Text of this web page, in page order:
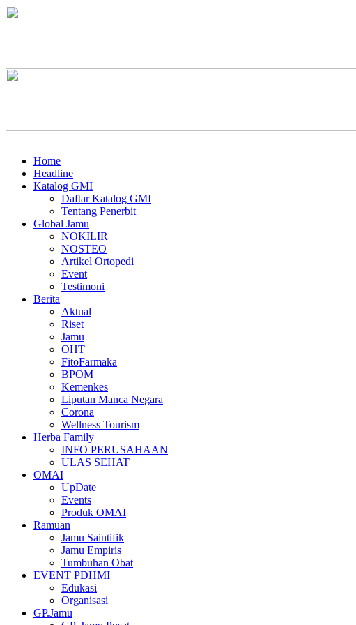
Home
Headline
Katalog GMI
Daftar Katalog GMI
Tentang Penerbit
Global Jamu
NOKILIR
NOSTEO
Artikel Ortopedi
Event
Testimoni
Berita
Aktual
Riset
Jamu
OHT
FitoFarmaka
BPOM
Kemenkes
Liputan Manca Negara
Corona
Wellness Tourism
Herba Family
INFO PERUSAHAAN
ULAS SEHAT
OMAI
UpDate
Events
Produk OMAI
Ramuan
Jamu Saintifik
Jamu Empiris
Tumbuhan Obat
EVENT PDHMI
Edukasi
Organisasi
GP.Jamu